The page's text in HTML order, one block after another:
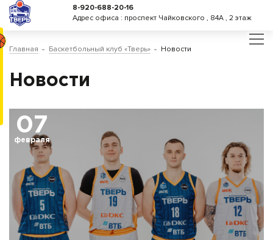
8-920-688-20-16
Адрес офиса : проспект Чайковского , 84А , 2 этаж
Главная Баскетбольный клуб «Тверь» Новости
Новости
07
февраля